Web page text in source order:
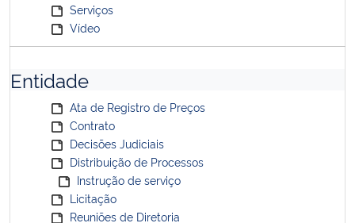
Serviços
Vídeo
Entidade
Ata de Registro de Preços
Contrato
Decisões Judiciais
Distribuição de Processos
Instrução de serviço
Licitação
Reuniões de Diretoria